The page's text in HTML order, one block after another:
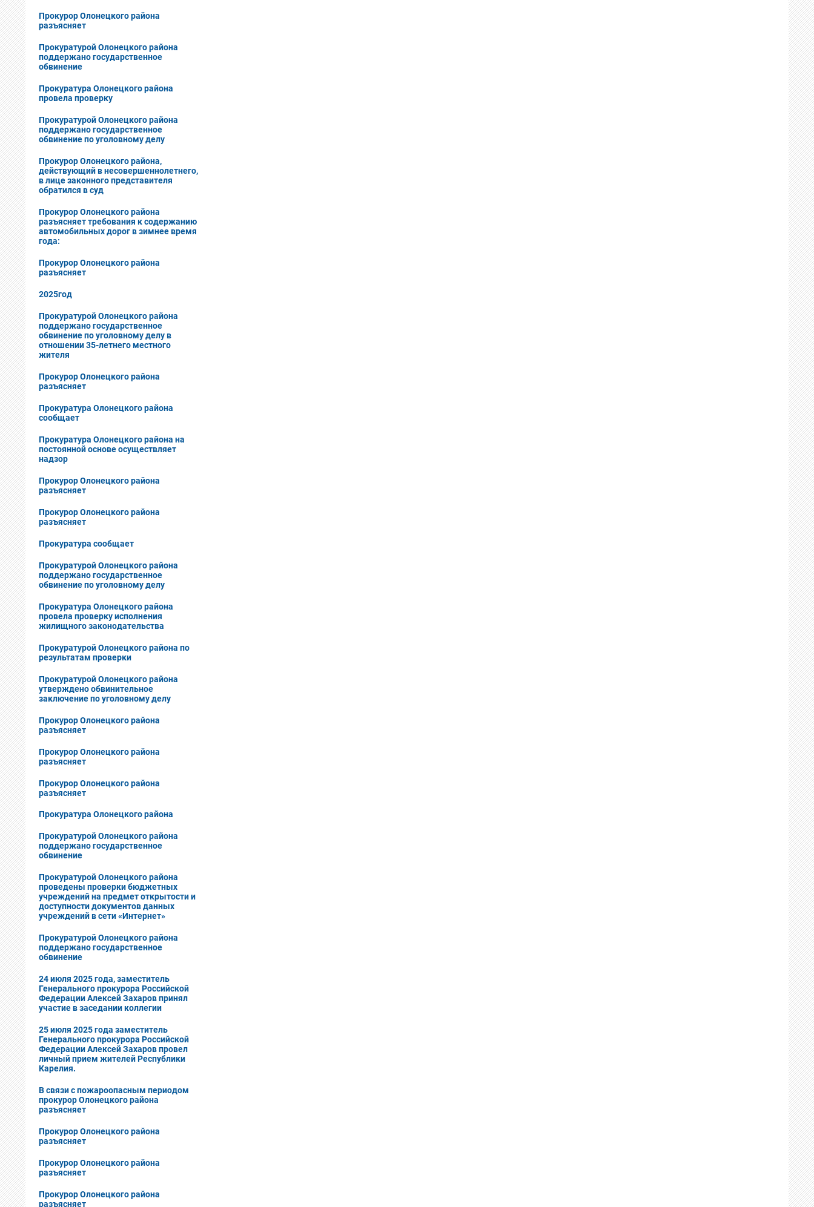
Прокурор Олонецкого района
разъясняет
Прокуратурой Олонецкого района
поддержано государственное
обвинение
Прокуратура Олонецкого района
провела проверку
Прокуратурой Олонецкого района
поддержано государственное
обвинение по уголовному делу
Прокурор Олонецкого района,
действующий в несовершеннолетнего,
в лице законного представителя
обратился в суд
Прокурор Олонецкого района
разъясняет требования к содержанию
автомобильных дорог в зимнее время
года:
Прокурор Олонецкого района
разъясняет
2025год
Прокуратурой Олонецкого района
поддержано государственное
обвинение по уголовному делу в
отношении 35-летнего местного
жителя
Прокурор Олонецкого района
разъясняет
Прокуратура Олонецкого района
сообщает
Прокуратура Олонецкого района на
постоянной основе осуществляет
надзор
Прокурор Олонецкого района
разъясняет
Прокурор Олонецкого района
разъясняет
Прокуратура сообщает
Прокуратурой Олонецкого района
поддержано государственное
обвинение по уголовному делу
Прокуратура Олонецкого района
провела проверку исполнения
жилищного законодательства
Прокуратурой Олонецкого района по
результатам проверки
Прокуратурой Олонецкого района
утверждено обвинительное
заключение по уголовному делу
Прокурор Олонецкого района
разъясняет
Прокурор Олонецкого района
разъясняет
Прокурор Олонецкого района
разъясняет
Прокуратура Олонецкого района
Прокуратурой Олонецкого района
поддержано государственное
обвинение
Прокуратурой Олонецкого района
проведены проверки бюджетных
учреждений на предмет открытости и
доступности документов данных
учреждений в сети «Интернет»
Прокуратурой Олонецкого района
поддержано государственное
обвинение
24 июля 2025 года, заместитель
Генерального прокурора Российской
Федерации Алексей Захаров принял
участие в заседании коллегии
25 июля 2025 года заместитель
Генерального прокурора Российской
Федерации Алексей Захаров провел
личный прием жителей Республики
Карелия.
В cвязи с пожароопасным периодом
прокурор Олонецкого района
разъясняет
Прокурор Олонецкого района
разъясняет
Прокурор Олонецкого района
разъясняет
Прокурор Олонецкого района
разъясняет